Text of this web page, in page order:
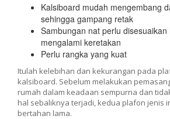
Kalsiboard mudah mengembang
sehingga gampang retak
Sambungan nat perlu
mengalami keretakan
Perlu rangka yang kuat
Itulah kelebihan dan kekurangan pada
kalsiboard. Sebelum melakukan
rumah dalam keadaan sempurna dan
hal sebaliknya terjadi, kedua plafon jenis
bertahan lama.